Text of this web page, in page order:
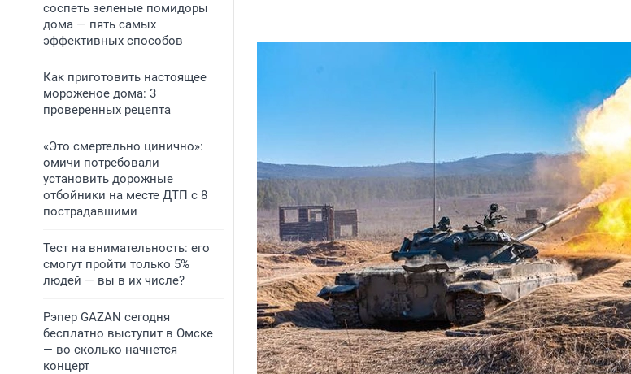
соспеть зеленые помидоры
дома — пять самых
эффективных способов
Как приготовить настоящее
мороженое дома: 3
проверенных рецепта
«Это смертельно цинично»:
омичи потребовали
установить дорожные
отбойники на месте ДТП с 8
пострадавшими
Тест на внимательность: его
смогут пройти только 5%
людей — вы в их числе?
Рэпер GAZAN сегодня
бесплатно выступит в Омске
— во сколько начнется
концерт